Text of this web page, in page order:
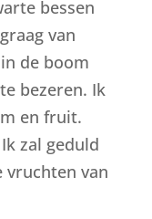
bessen
van
de boom
bezeren. Ik
en fruit.
zal geduld
van